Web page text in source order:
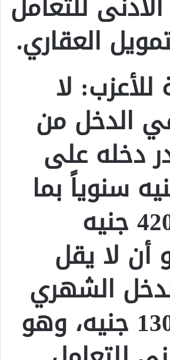
العقاري.
للأعزب: لا
الدخل من
دخله على
جنيه سنوياً بما
يعادل 4200 جنيه
أن لا يقل
الشهري
له عن 1300 جنيه، وهو